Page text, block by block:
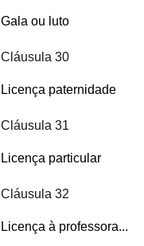
Gala ou luto
Cláusula 30
Licença paternidade
Cláusula 31
Licença particular
Cláusula 32
Licença à professora...